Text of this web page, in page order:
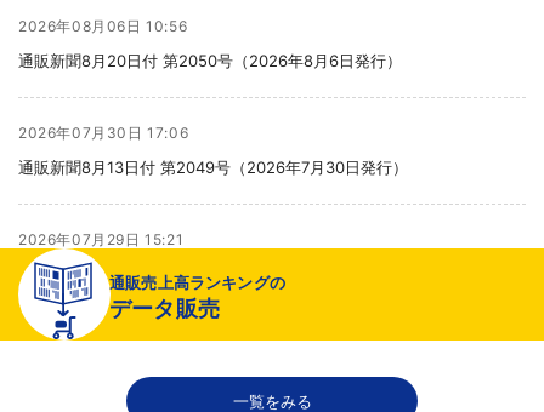
2026年08月06日 10:56
通販新聞8月20日付 第2050号（2026年8月6日発行）
2026年07月30日 17:06
通販新聞8月13日付 第2049号（2026年7月30日発行）
2026年07月29日 15:21
より健全な売り場へ
2026年07月29日 15:20
千趣会が新インナーブランド開発、締め付け感のない着心地へ
通販売上高ランキングの
データ販売
一覧をみる